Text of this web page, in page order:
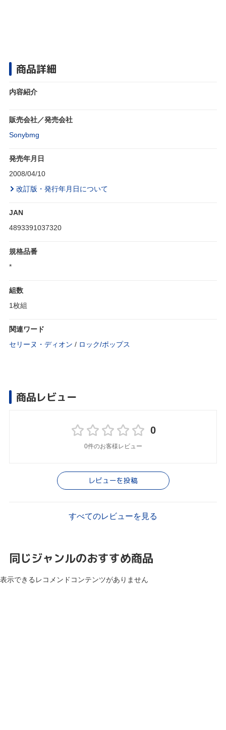
商品詳細
内容紹介
販売会社／発売会社
Sonybmg
発売年月日
2008/04/10
改訂版・発行年月日について
JAN
4893391037320
規格品番
*
組数
1枚組
関連ワード
セリーヌ・ディオン / ロック/ポップス
商品レビュー
0
0件のお客様レビュー
レビューを投稿
すべてのレビューを見る
同じジャンルのおすすめ商品
表示できるレコメンドコンテンツがありません